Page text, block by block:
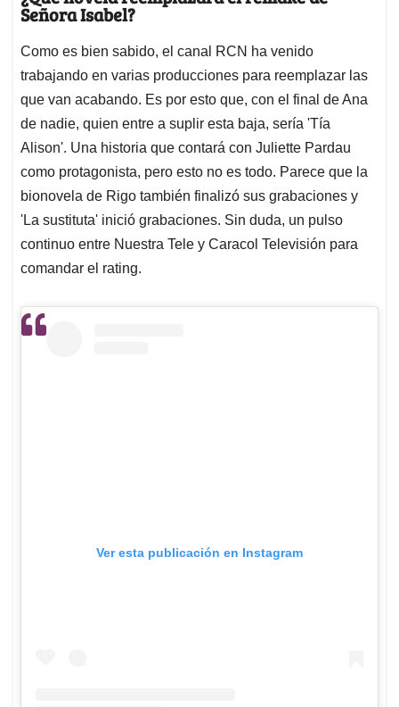
Señora Isabel?
Como es bien sabido, el canal RCN ha venido
trabajando en varias producciones para reemplazar las
que van acabando. Es por esto que, con el final de Ana
de nadie, quien entre a suplir esta baja, sería 'Tía
Alison'. Una historia que contará con Juliette Pardau
como protagonista, pero esto no es todo. Parece que la
bionovela de Rigo también finalizó sus grabaciones y
'La sustituta' inició grabaciones. Sin duda, un pulso
continuo entre Nuestra Tele y Caracol Televisión para
comandar el rating.
Ver esta publicación en Instagram